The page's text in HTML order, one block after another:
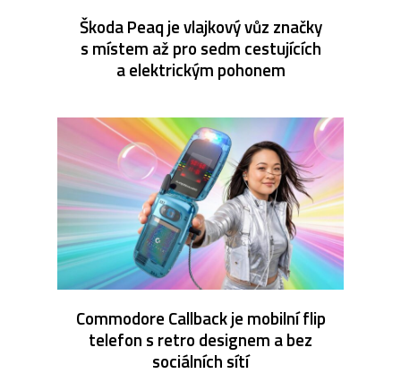
Škoda Peaq je vlajkový vůz značky
s místem až pro sedm cestujících
a elektrickým pohonem
Commodore Callback je mobilní flip
telefon s retro designem a bez
sociálních sítí